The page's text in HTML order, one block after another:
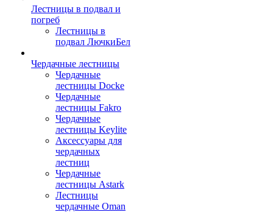
Лестницы в подвал и
погреб
Лестницы в
подвал ЛючкиБел
Чердачные лестницы
Чердачные
лестницы Docke
Чердачные
лестницы Fakro
Чердачные
лестницы Keylite
Аксессуары для
чердачных
лестниц
Чердачные
лестницы Astark
Лестницы
чердачные Oman